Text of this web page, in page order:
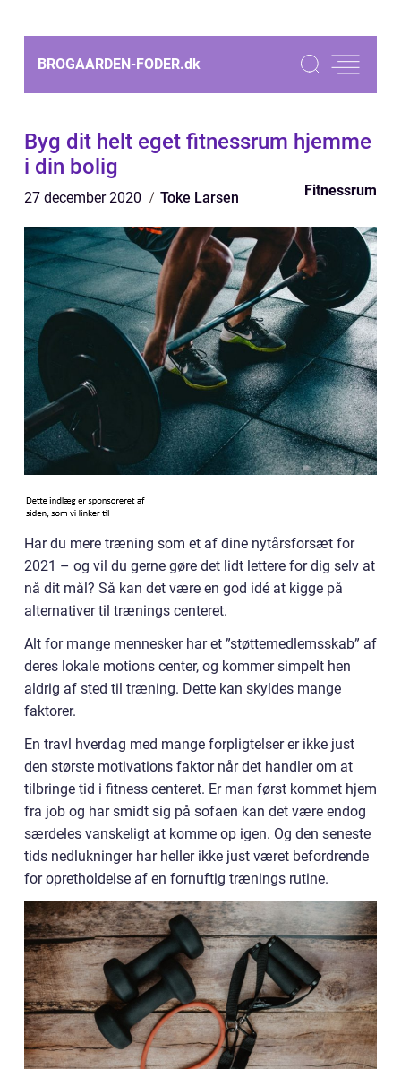
BROGAARDEN-FODER.dk
Byg dit helt eget fitnessrum hjemme
i din bolig
27 december 2020 Toke Larsen Fitnessrum
Har du mere træning som et af dine nytårsforsæt for
2021 – og vil du gerne gøre det lidt lettere for dig selv at
nå dit mål? Så kan det være en god idé at kigge på
alternativer til trænings centeret.
Alt for mange mennesker har et ”støttemedlemsskab” af
deres lokale motions center, og kommer simpelt hen
aldrig af sted til træning. Dette kan skyldes mange
faktorer.
En travl hverdag med mange forpligtelser er ikke just
den største motivations faktor når det handler om at
tilbringe tid i fitness centeret. Er man først kommet hjem
fra job og har smidt sig på sofaen kan det være endog
særdeles vanskeligt at komme op igen. Og den seneste
tids nedlukninger har heller ikke just været befordrende
for opretholdelse af en fornuftig trænings rutine.